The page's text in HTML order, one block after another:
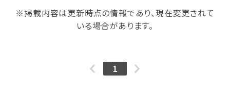
※掲載内容は更新時点の情報であり、現在変更されて
いる場合があります。
1